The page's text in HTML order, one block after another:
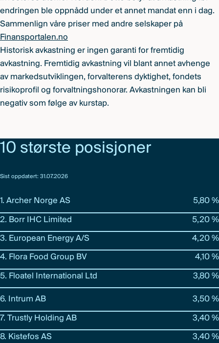
endringen ble oppnådd under et annet mandat enn i dag.
Sammenlign våre priser med andre selskaper på
Finansportalen.no
Historisk avkastning er ingen garanti for fremtidig
avkastning. Fremtidig avkastning vil blant annet avhenge
av markedsutviklingen, forvalterens dyktighet, fondets
risikoprofil og forvaltningshonorar. Avkastningen kan bli
negativ som følge av kurstap.
10 største posisjoner
Sist oppdatert: 31.07.2026
1. Archer Norge AS 5,80 %
2. Borr IHC Limited 5,20 %
3. European Energy A/S 4,20 %
4. Flora Food Group BV 4,10 %
5. Floatel International Ltd 3,80 %
6. Intrum AB 3,50 %
7. Trustly Holding AB 3,40 %
8. Kistefos AS 3,40 %